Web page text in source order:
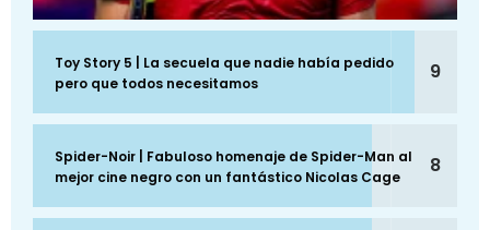
Toy Story 5 | La secuela que nadie había pedido
pero que todos necesitamos
9
Spider-Noir | Fabuloso homenaje de Spider-Man al
mejor cine negro con un fantástico Nicolas Cage
8